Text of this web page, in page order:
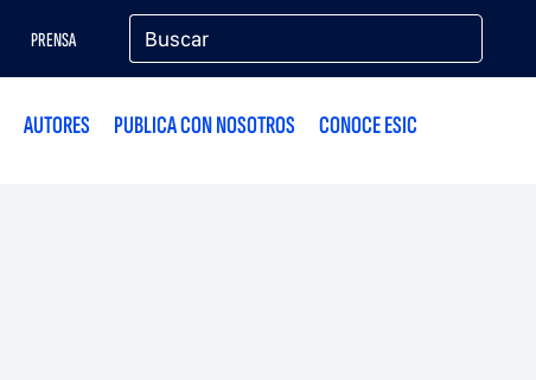
PRENSA
AUTORES PUBLICA CON NOSOTROS CONOCE ESIC